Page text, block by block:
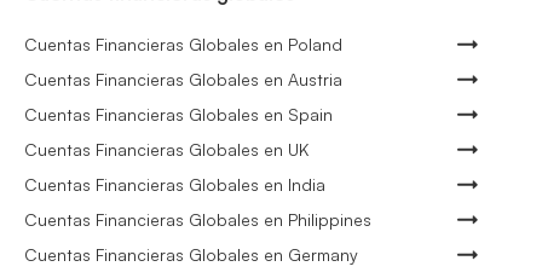
Cuentas Financieras Globales en Poland
Cuentas Financieras Globales en Austria
Cuentas Financieras Globales en Spain
Cuentas Financieras Globales en UK
Cuentas Financieras Globales en India
Cuentas Financieras Globales en Philippines
Cuentas Financieras Globales en Germany